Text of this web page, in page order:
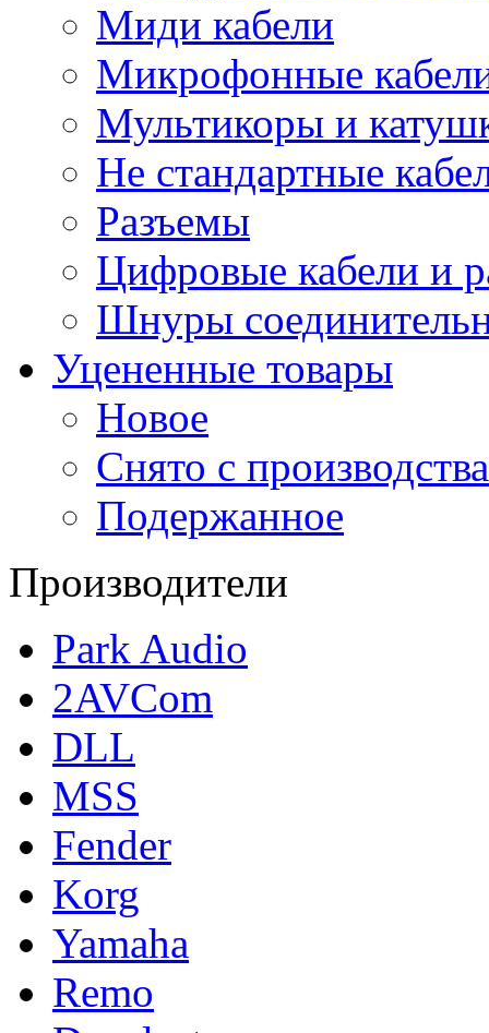
Миди кабели
Микрофонные
Мультикоры и
Не стандартные
Разъемы
Цифровые кабели и
Шнуры
Уцененные товары
Новое
Снято с производства
Подержанное
Производители
Park Audio
2AVCom
DLL
MSS
Fender
Korg
Yamaha
Remo